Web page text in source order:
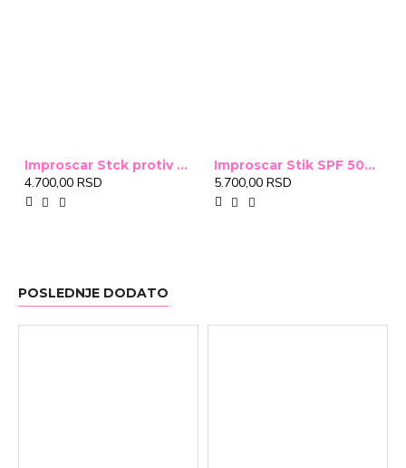
Improscar Stck protiv ožiljaka 4,6g
4.700,00 RSD
Improscar Stik SPF 50+ Conceal 6,9g (tonirani)
5.700,00 RSD
POSLEDNJE DODATO